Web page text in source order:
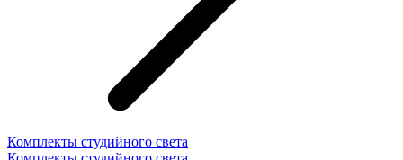
Комплекты студийного света